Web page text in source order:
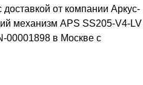
от компании Аркус-
механизм APS SS205-V4-LV
00001898 в Москве с